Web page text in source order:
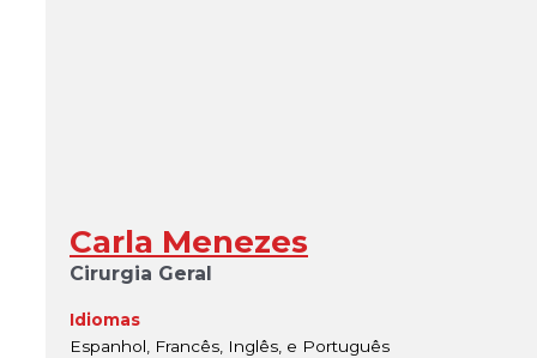
Carla Menezes
Cirurgia Geral
Idiomas
Espanhol, Francês, Inglês, e Português